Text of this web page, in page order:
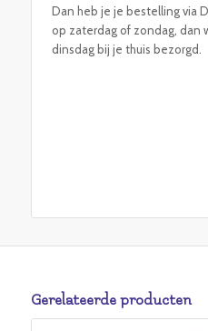
Dan heb je je bestelling via
op zaterdag of zondag, dan
dinsdag bij je thuis bezorgd.
Gerelateerde producten